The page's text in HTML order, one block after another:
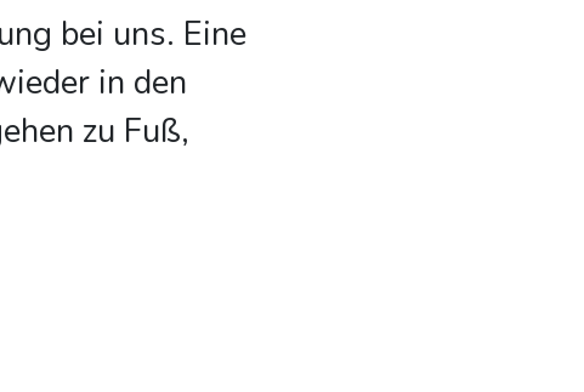
bei uns. Eine
in den
zu Fuß,